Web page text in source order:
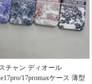
チャン ディオール
17promaxケース 薄型